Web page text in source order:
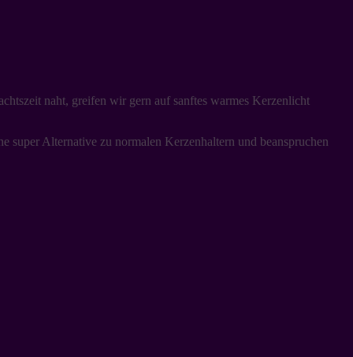
naht, greifen wir gern auf sanftes warmes Kerzenlicht
Alternative zu normalen Kerzenhaltern und beanspruchen